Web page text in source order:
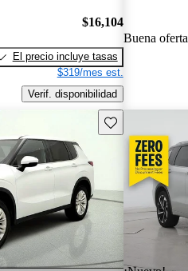
$16,104
El precio incluye tasas
$319/mes est.
Verif. disponibilidad
Buena oferta
Guarda este Aviso